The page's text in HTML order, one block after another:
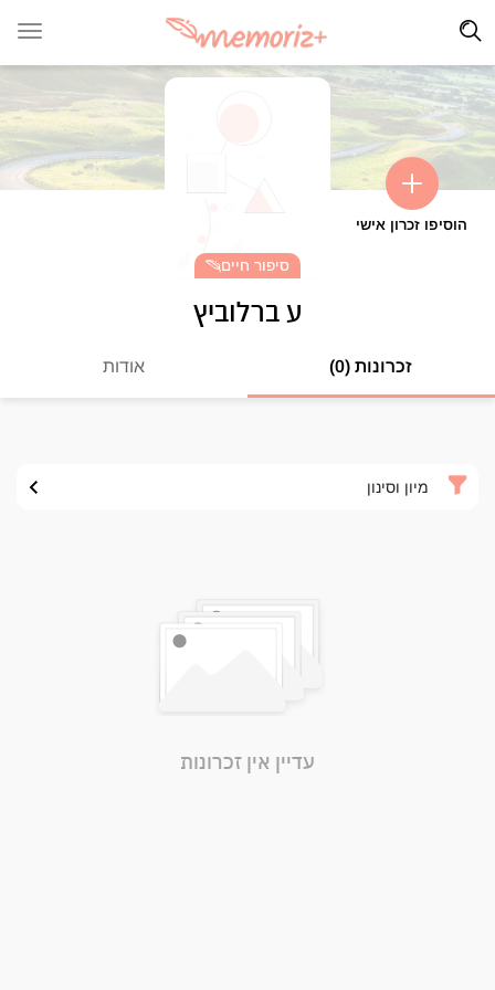
הוסיפו זכרון אישי
סיפור חיים
ע ברלוביץ
זכרונות (0) אודות
מיון וסינון
עדיין אין זכרונות